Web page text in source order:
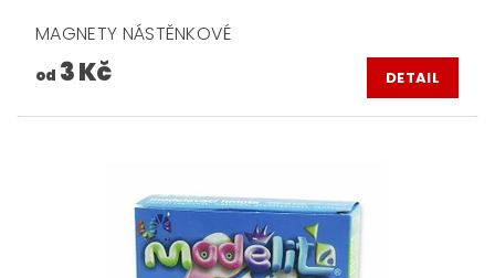
MAGNETY NÁSTĚNKOVÉ
od 3 Kč DETAIL